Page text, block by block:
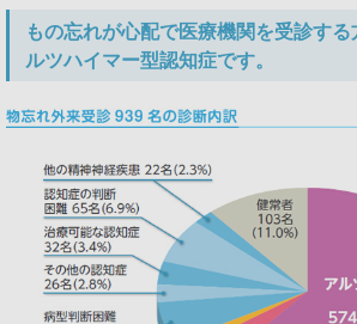
もの忘れが心配で医療機関を受診す
ルツハイマー型認知症です。